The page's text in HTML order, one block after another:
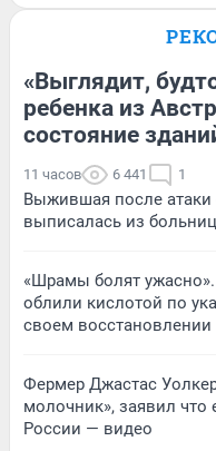
«Выглядит,
ребенка из
состояние
11 часов 6 441 1
Выжившая после атаки
выписалась из
«Шрамы болят
облили кислотой по
своем восстановлении
Фермер Джастас
молочник», заявил
России — видео